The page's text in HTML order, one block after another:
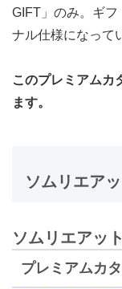
GIFT」のみ。ギ
ナル仕様になって
このプレミアムカ
ます。
ソムリエア
ソムリエアッ
プレミアムカ